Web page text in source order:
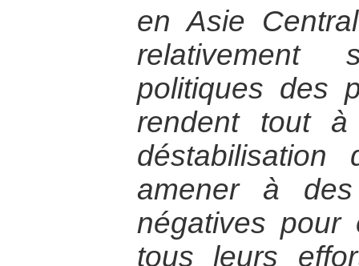
en Asie
relativement
politiques des
rendent tout
amener à des
négatives pour
tous leurs